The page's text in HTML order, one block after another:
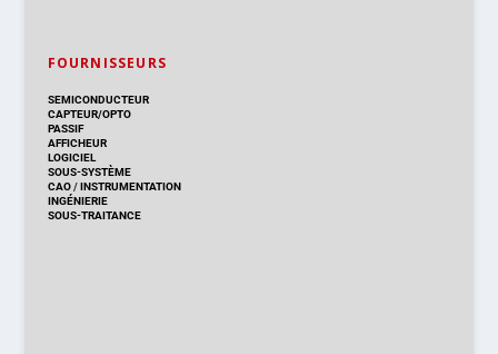
FOURNISSEURS
SEMICONDUCTEUR
CAPTEUR/OPTO
PASSIF
AFFICHEUR
LOGICIEL
SOUS-SYSTÈME
CAO/INSTRUMENTATION
INGÉNIERIE
SOUS-TRAITANCE